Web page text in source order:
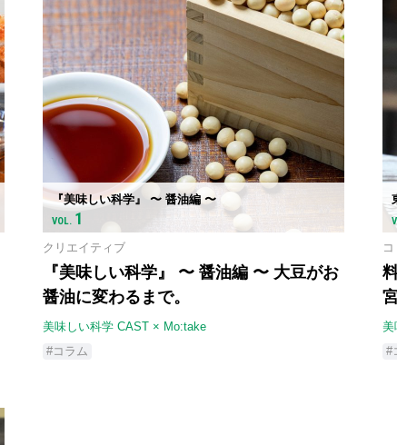
『美味しい科学』 〜 醤油編 〜
VOL. 1
クリエイティブ
『美味しい科学』 〜 醤油編 〜 大豆がお
醤油に変わるまで。
美味しい科学 CAST × Mo:take
#コラム
美
#